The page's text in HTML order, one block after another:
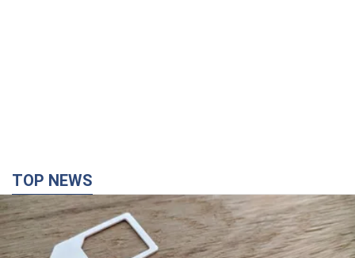
межі", але якість зв'язку деградувала: чи варто
скаржитись на ціни
Чому ціни на мобільний зв'язок зросли у кілька разів і як
поліпшити якість інтернету на телефоні